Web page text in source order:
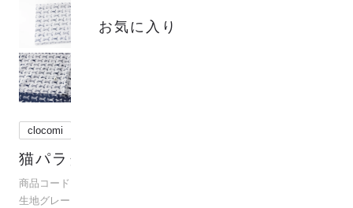
お気に入り
clocomi
猫パラダイス
商品コード：para-co2j-80018
生地グレード：ダブルガーゼ